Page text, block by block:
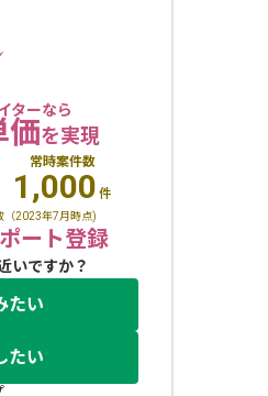
ターなら
価を実現
常時案件数
1,000 件
（2023年7月時点)
ート登録
いですか？
たい
たい